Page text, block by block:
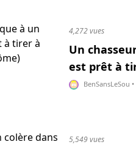
4,272 vues
Un
est prêt à
BenSansLeSou •
5,549 vues